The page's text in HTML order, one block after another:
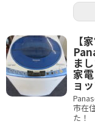
【
ま
家
ョ
市在
た！